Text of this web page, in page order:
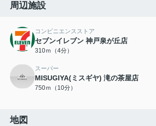
周辺施設
コンビニエンスストア
セブンイレブン 神戸泉が丘店
310ｍ（4分）
スーパー
MISUGIYA(ミスギヤ) 滝の茶屋店
750ｍ（10分）
地図